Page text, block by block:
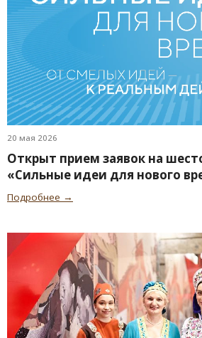
20 мая 2026
Открыт прием заявок на
«Сильные идеи для нового
Подробнее →